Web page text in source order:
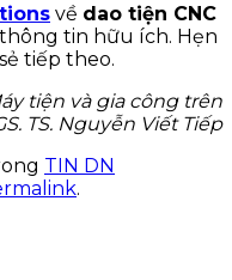
về dao tiện CNC
tin hữu ích. Hẹn
tiếp theo.
tiện và gia công trên
TS. Nguyễn Viết Tiếp
TIN DN
.